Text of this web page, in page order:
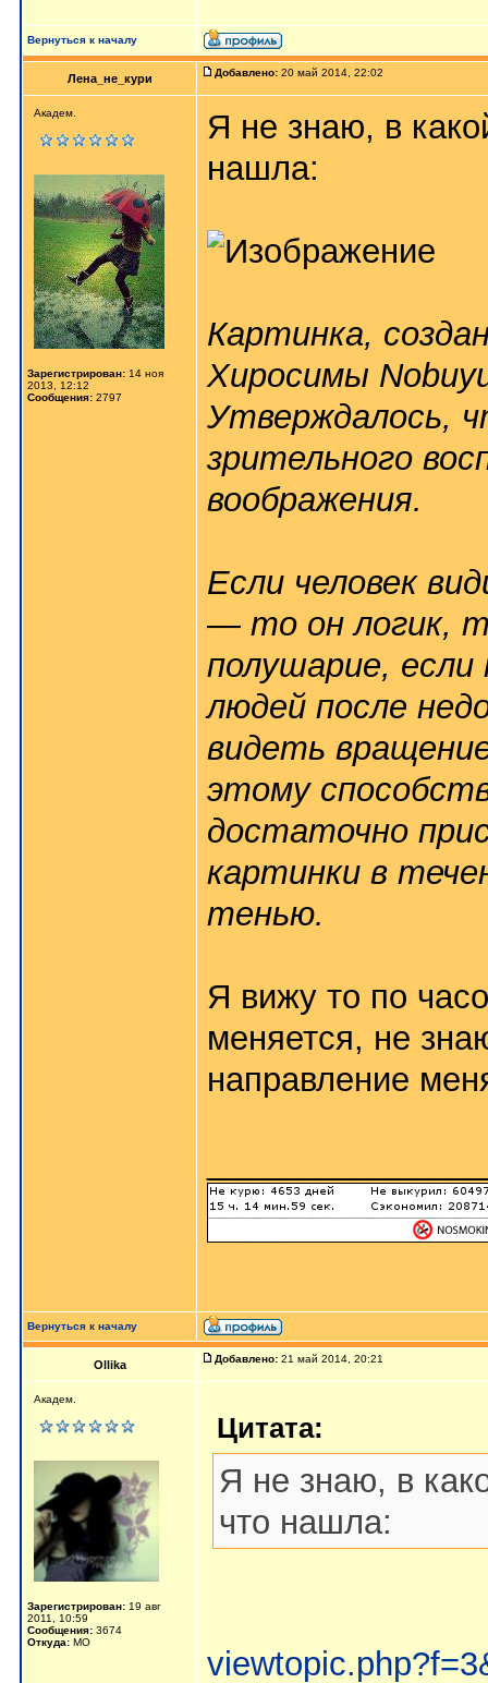
Вернуться к началу
Лена_не_кури Добавлено: 20 май 2014, 22:02
Академ.
Зарегистрирован: 14 ноя
2013, 12:12
Сообщения: 2797
Я не знаю, в
нашла:
Картинка,
Хиросимы
Утверждалось,
зрительного
воображения.
Если человек
— то он логик,
полушарие,
людей после
видеть
этому
достаточно
картинки в
тенью.
Я вижу то по
меняется, не
направление
Вернуться к началу
Ollika Добавлено: 21 май 2014, 20:21
Академ.
Зарегистрирован: 19 авг
2011, 10:59
Сообщения: 3674
Откуда: МО
Цитата:
Я не знаю, в
что нашла: